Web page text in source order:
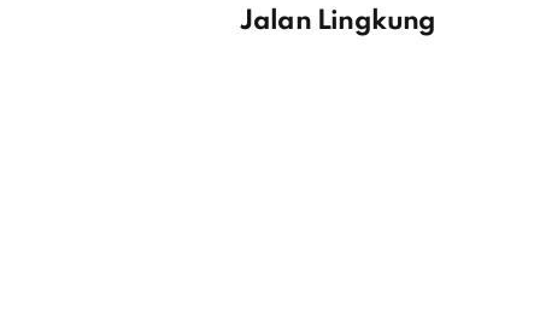
Jalan Lingkung